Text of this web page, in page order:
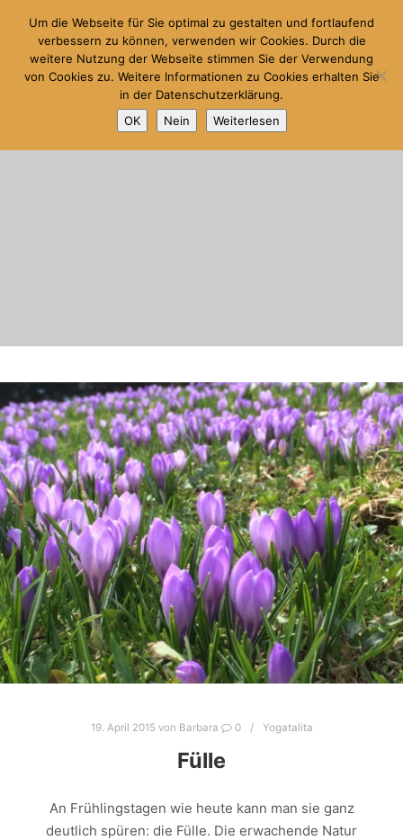
Suchen
19. April 2015 von Barbara 0 Yogatalita
Fülle
An Frühlingstagen wie heute kann man sie ganz
deutlich spüren: die Fülle. Die erwachende Natur
Um die Webseite für Sie optimal zu gestalten und fortlaufend
verbessern zu können, verwenden wir Cookies. Durch die
weitere Nutzung der Webseite stimmen Sie der Verwendung
von Cookies zu. Weitere Informationen zu Cookies erhalten Sie
in der Datenschutzerklärung.
OK
Nein Weiterlesen